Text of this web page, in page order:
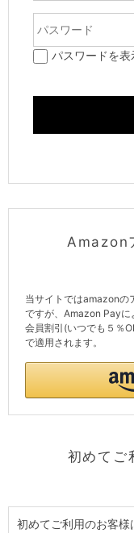
パスワードを表
Amazon
初めてご
初めてご利用のお客様